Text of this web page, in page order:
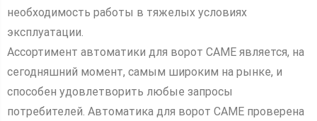
необходимость работы в тяжелых условиях
эксплуатации.
Ассортимент автоматики для ворот CAME является, на
сегодняшний момент, самым широким на рынке, и
способен удовлетворить любые запросы
потребителей. Автоматика для ворот CAME проверена